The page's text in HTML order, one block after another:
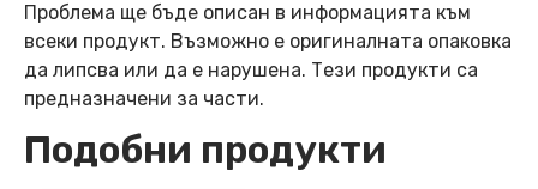
Проблема ще бъде описан в информацията към
всеки продукт. Възможно е оригиналната опаковка
да липсва или да е нарушена. Тези продукти са
предназначени за части.
Подобни продукти